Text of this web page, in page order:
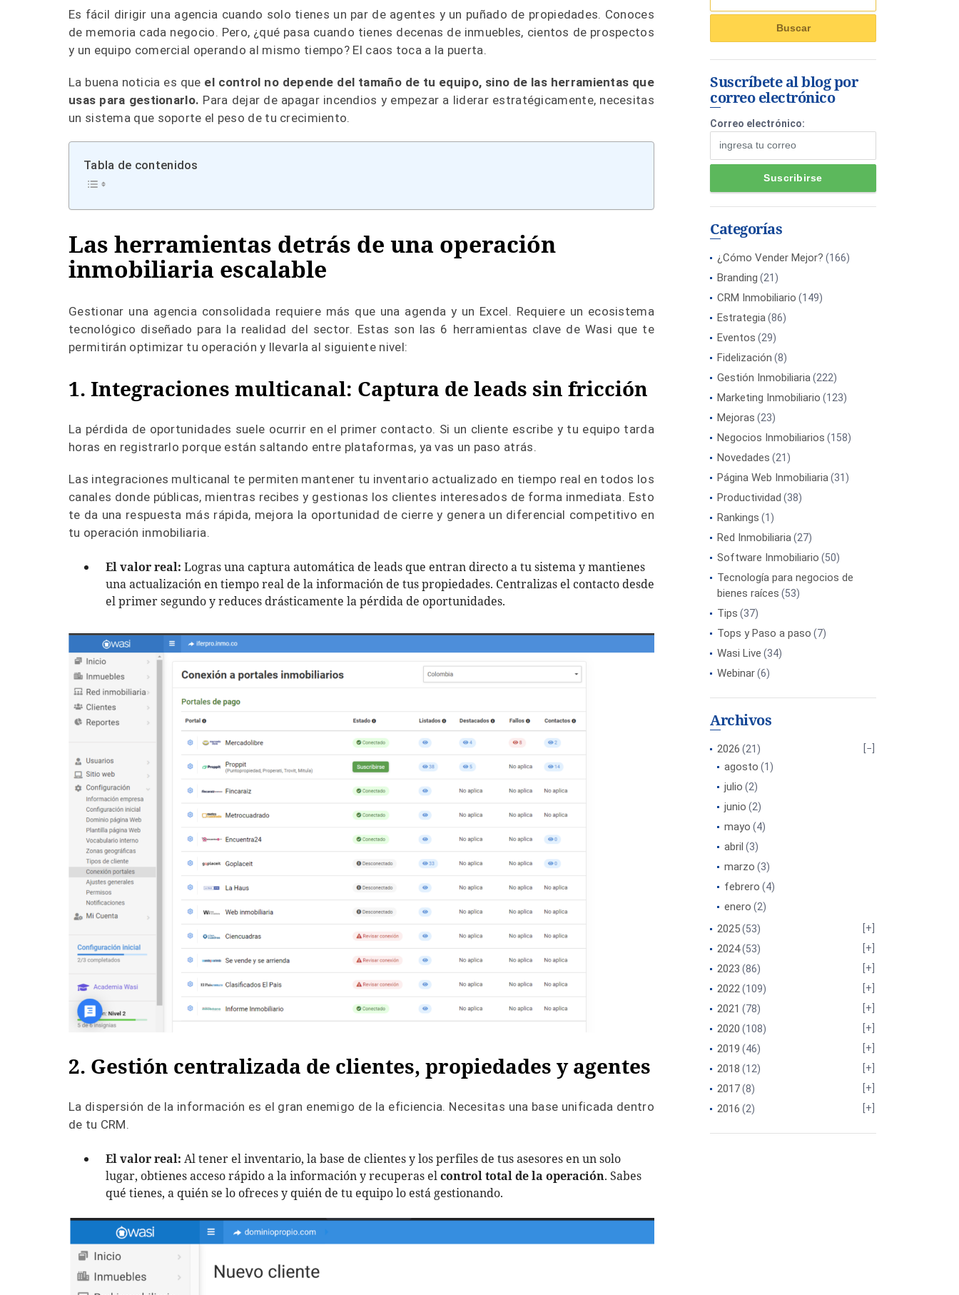
Es fácil dirigir una agencia cuando solo tienes un par de agentes y un puñado de propiedades. Conoces
de memoria cada negocio. Pero, ¿qué pasa cuando tienes decenas de inmuebles, cientos de prospectos
y un equipo comercial operando al mismo tiempo? El caos toca a la puerta.
La buena noticia es que el control no depende del tamaño de tu equipo, sino de las herramientas que
usas para gestionarlo. Para dejar de apagar incendios y empezar a liderar estratégicamente, necesitas
un sistema que soporte el peso de tu crecimiento.
Tabla de contenidos
Las herramientas detrás de una operación
inmobiliaria escalable
Gestionar una agencia consolidada requiere más que una agenda y un Excel. Requiere un ecosistema
tecnológico diseñado para la realidad del sector. Estas son las 6 herramientas clave de Wasi que te
permitirán optimizar tu operación y llevarla al siguiente nivel:
1. Integraciones multicanal: Captura de leads sin fricción
La pérdida de oportunidades suele ocurrir en el primer contacto. Si un cliente escribe y tu equipo tarda
horas en registrarlo porque están saltando entre plataformas, ya vas un paso atrás.
Las integraciones multicanal te permiten mantener tu inventario actualizado en tiempo real en todos los
canales donde públicas, mientras recibes y gestionas los clientes interesados de forma inmediata. Esto
te da una respuesta más rápida, mejora la oportunidad de cierre y genera un diferencial competitivo en
tu operación inmobiliaria.
El valor real: Logras una captura automática de leads que entran directo a tu sistema y mantienes
una actualización en tiempo real de la información de tus propiedades. Centralizas el contacto desde
el primer segundo y reduces drásticamente la pérdida de oportunidades.
2. Gestión centralizada de clientes, propiedades y agentes
La dispersión de la información es el gran enemigo de la eficiencia. Necesitas una base unificada dentro
de tu CRM.
El valor real: Al tener el inventario, la base de clientes y los perfiles de tus asesores en un solo
lugar, obtienes acceso rápido a la información y recuperas elcontrol total de la operación. Sabes
qué tienes, a quién se lo ofreces y quién de tu equipo lo está gestionando.
Suscríbete al blog por
correo electrónico
Correo electrónico:
Categorías
¿Cómo Vender Mejor? (166)
Branding (21)
CRM Inmobiliario (149)
Estrategia(86)
Eventos (29)
Fidelización (8)
Gestión Inmobiliaria(222)
Marketing Inmobiliario (123)
Mejoras (23)
Negocios Inmobiliarios (158)
Novedades (21)
Página Web Inmobiliaria(31)
Productividad (38)
Rankings (1)
Red Inmobiliaria(27)
Software Inmobiliario (50)
Tecnología para negocios de
bienes raíces (53)
Tips (37)
Tops y Paso a paso (7)
Wasi Live (34)
Webinar(6)
Archivos
2026 (21)
agosto (1)
julio (2)
junio (2)
mayo (4)
abril (3)
marzo (3)
febrero (4)
enero (2)
2025(53)
2024(53)
2023 (86)
2022(109)
2021 (78)
2020 (108)
2019 (46)
2018 (12)
2017(8)
2016 (2)